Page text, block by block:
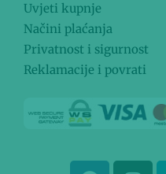
Uvjeti kupnje
Načini plaćanja
Privatnost i sigurnost
Reklamacije i povrati